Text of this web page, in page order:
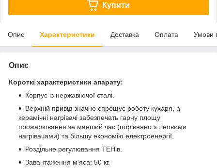
Купити
Опис Характеристики Доставка Оплата Умови
Опис
Короткі характеристики апарату:
Корпус із нержавіючої сталі.
Верхній привід значно спрощує роботу кухаря, а
керамічні нагрівачі забезпечать гарну площу
прожарювання за менший час (порівняно з тіновими
нагрівачами) та більшу економію електроенергії.
Роздільне регулювання ТЕНів.
Завантаження м'яса: 50 кг.